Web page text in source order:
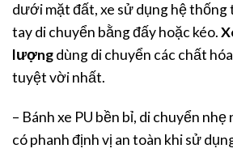
dưới mặt đất, xe sử dụng hệ thống
tay di chuyển bằng đấy hoặc kéo.
lượngdùng di chuyển các chất
tuyệt vời nhất.
– Bánh xe PU bền bỉ, di chuyển
có phanh định vị an toàn khi sử